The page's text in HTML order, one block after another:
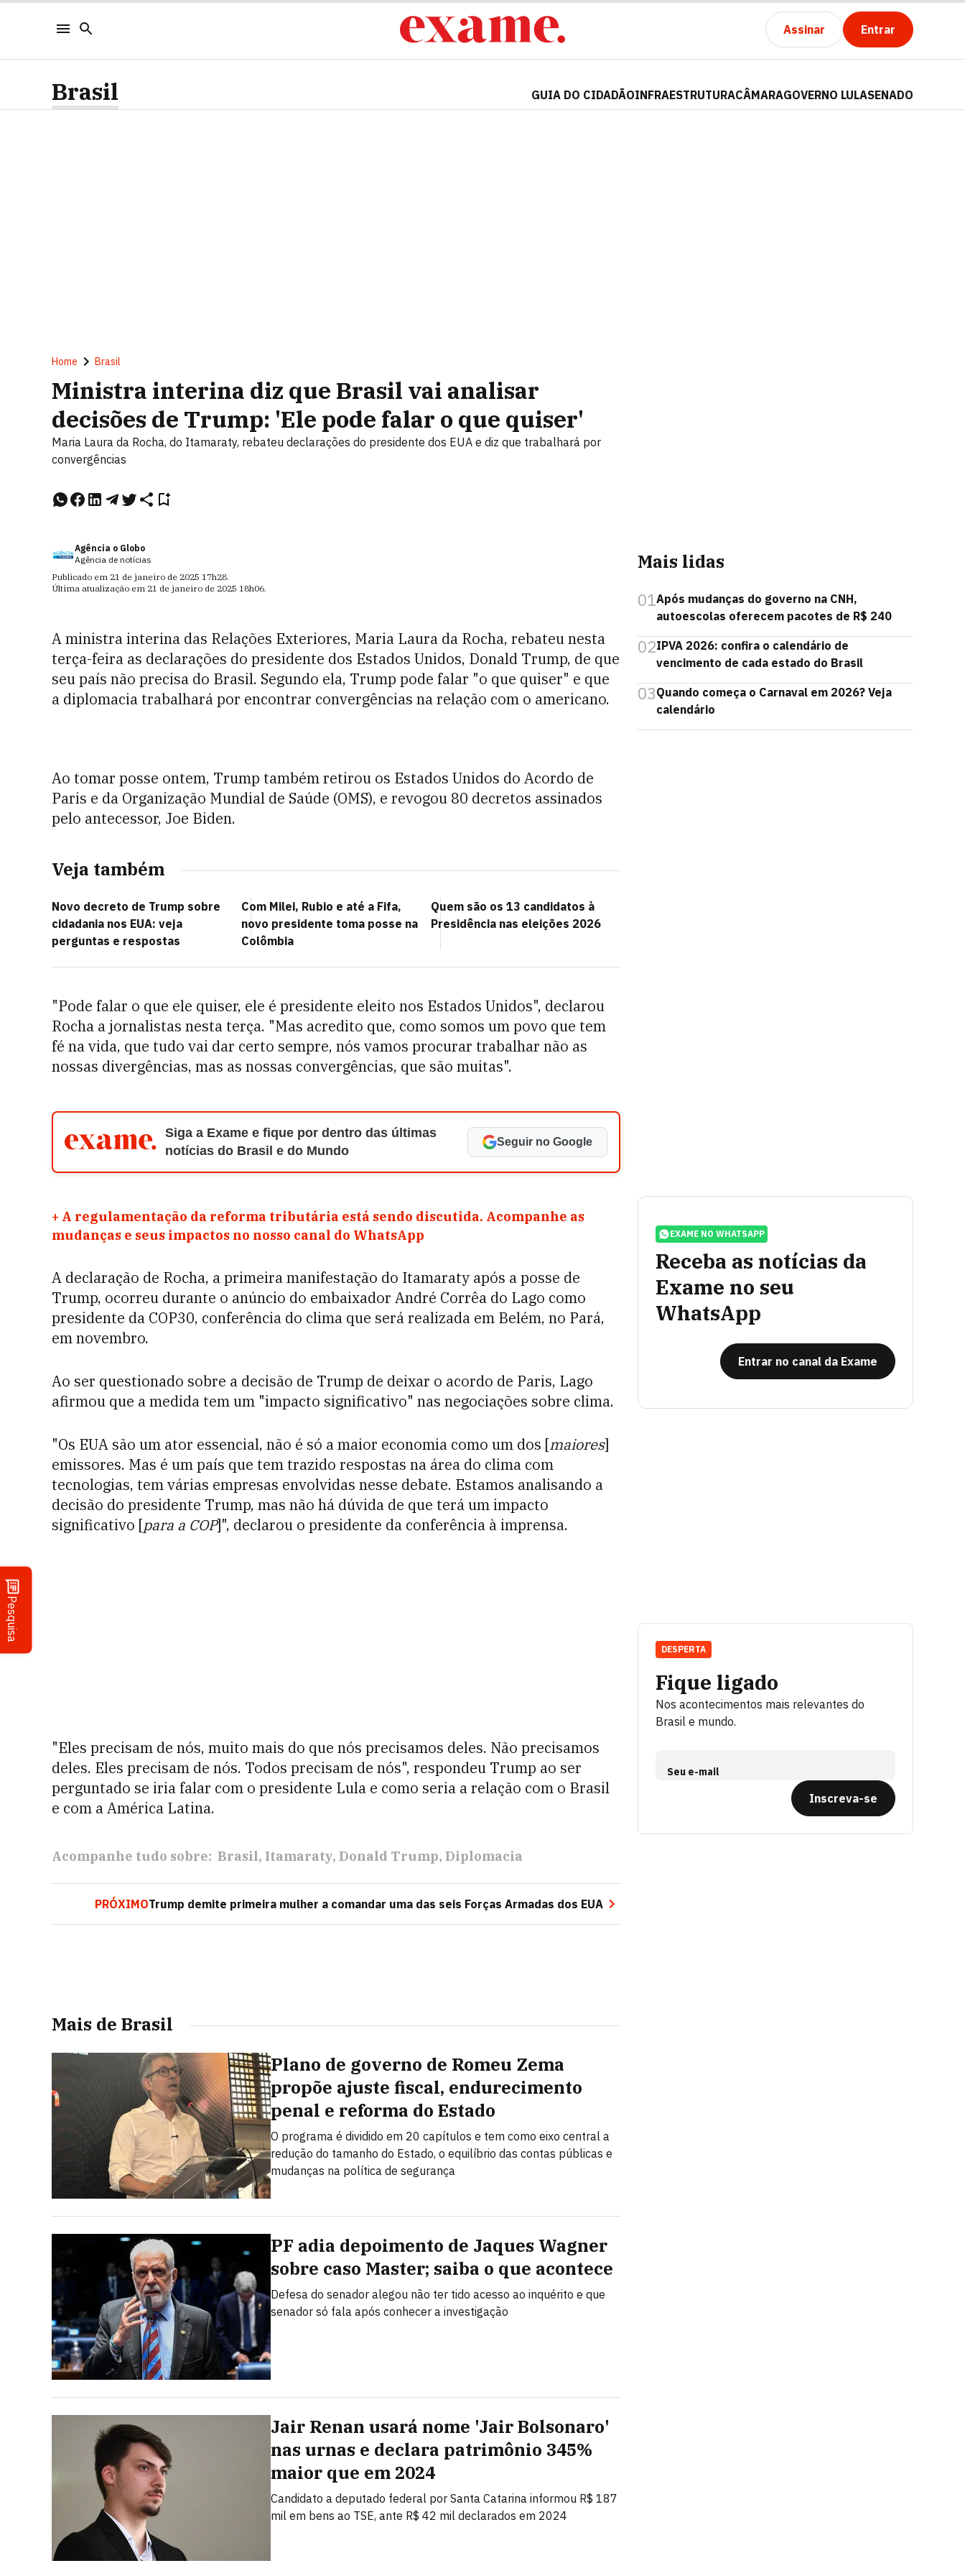
Assinar Entrar
Pesquisa
Brasil GUIA DO CIDADÃOINFRAESTRUTURACÂMARAGOVERNO LULASENADO
Home Brasil
Ministra interina diz que Brasil vai analisar
decisões de Trump: 'Ele pode falar o que quiser'
Maria Laura da Rocha, do Itamaraty, rebateu declarações do presidente dos EUA e diz que trabalhará por
convergências
Agência o Globo
Agência de notícias
Publicado em 21 de janeiro de 2025 17h28.
Última atualização em 21 de janeiro de 2025 18h06.
A ministra interina das Relações Exteriores, Maria Laura da Rocha, rebateu nesta
terça-feira as declarações do presidente dos Estados Unidos, Donald Trump, de que
seu país não precisa do Brasil. Segundo ela, Trump pode falar "o que quiser" e que
a diplomacia trabalhará por encontrar convergências na relação com o americano.
Ao tomar posse ontem, Trump também retirou os Estados Unidos do Acordo de
Paris e da Organização Mundial de Saúde (OMS), e revogou 80 decretos assinados
pelo antecessor, Joe Biden.
Veja também
Novo decreto de Trump sobre
cidadania nos EUA: veja
perguntas e respostas
Com Milei, Rubio e até a Fifa,
novo presidente toma posse na
Colômbia
Quem são os 13 candidatos à
Presidência nas eleições 2026
"Pode falar o que ele quiser, ele é presidente eleito nos Estados Unidos", declarou
Rocha a jornalistas nesta terça. "Mas acredito que, como somos um povo que tem
fé na vida, que tudo vai dar certo sempre, nós vamos procurar trabalhar não as
nossas divergências, mas as nossas convergências, que são muitas".
Siga a Exame e fique por dentro das últimas
notícias do Brasil e do Mundo
Seguir no Google
+ A regulamentação da reforma tributária está sendo discutida. Acompanhe as
mudanças e seus impactos no nosso canal do WhatsApp
A declaração de Rocha, a primeira manifestação do Itamaraty após a posse de
Trump, ocorreu durante o anúncio do embaixador André Corrêa do Lago como
presidente da COP30, conferência do clima que será realizada em Belém, no Pará,
em novembro.
Ao ser questionado sobre a decisão de Trump de deixar o acordo de Paris, Lago
afirmou que a medida tem um "impacto significativo" nas negociações sobre clima.
"Os EUA são um ator essencial, não é só a maior economia como um dos [maiores]
emissores. Mas é um país que tem trazido respostas na área do clima com
tecnologias, tem várias empresas envolvidas nesse debate. Estamos analisando a
decisão do presidente Trump, mas não há dúvida de que terá um impacto
significativo [para a COP]", declarou o presidente da conferência à imprensa.
"Eles precisam de nós, muito mais do que nós precisamos deles. Não precisamos
deles. Eles precisam de nós. Todos precisam de nós", respondeu Trump ao ser
perguntado se iria falar com o presidente Lula e como seria a relação com o Brasil
e com a América Latina.
Acompanhe tudo sobre: Brasil Itamaraty Donald Trump Diplomacia
PRÓXIMOTrump demite primeira mulher a comandar uma das seis Forças Armadas dos EUA
Mais de Brasil
Plano de governo de Romeu Zema
propõe ajuste fiscal, endurecimento
penal e reforma do Estado
O programa é dividido em 20 capítulos e tem como eixo central a
redução do tamanho do Estado, o equilíbrio das contas públicas e
mudanças na política de segurança
PF adia depoimento de Jaques Wagner
sobre caso Master; saiba o que acontece
Defesa do senador alegou não ter tido acesso ao inquérito e que
senador só fala após conhecer a investigação
Jair Renan usará nome 'Jair Bolsonaro'
nas urnas e declara patrimônio 345%
maior que em 2024
Candidato a deputado federal por Santa Catarina informou R$ 187
mil em bens ao TSE, ante R$ 42 mil declarados em 2024
Mais lidas
01Após mudanças do governo na CNH,
autoescolas oferecem pacotes de R$ 240
02IPVA 2026: confira o calendário de
vencimento de cada estado do Brasil
03Quando começa o Carnaval em 2026? Veja
calendário
EXAME NO WHATSAPP
Receba as notícias da
Exame no seu
WhatsApp
Entrar no canal da Exame
Fique ligado
Nos acontecimentos mais relevantes do
Brasil e mundo.
Seu e-mail
Inscreva-se
DESPERTA